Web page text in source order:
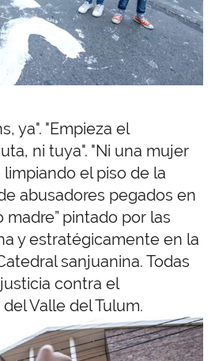
ya". "Empieza el
ni tuya". "Ni una mujer
el piso de la
abusadores pegados en
madre” pintado por las
y estratégicamente en la
sanjuanina. Todas
contra el
Valle del Tulum.